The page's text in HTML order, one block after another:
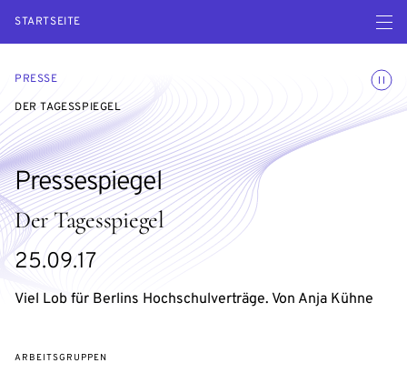
STARTSEITE Menü
PRESSE
DER TAGESSPIEGEL
Der Tagesspiegel
Pressespiegel
25.09.17
Viel Lob für Berlins Hochschulverträge. Von Anja Kühne
ARBEITSGRUPPEN